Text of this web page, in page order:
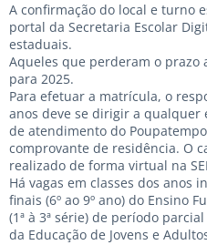
A confirmação do local e turno
portal da Secretaria Escolar
estaduais.
Aqueles que perderam o prazo
para 2025.
Para efetuar a matrícula, o
anos deve se dirigir a qualquer
de atendimento do
comprovante de residência. O
realizado de forma virtual na
Há vagas em classes dos anos
finais (6º ao 9º ano) do Ensino
(1ª à 3ª série) de período
da Educação de Jovens e Adultos